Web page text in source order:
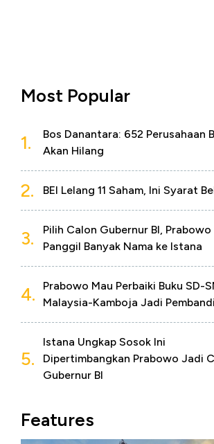
Most Popular
1.
Bos Danantara: 652 Perusahaan
Akan Hilang
2. BEI Lelang 11 Saham, Ini Syarat
3.
Pilih Calon Gubernur BI, Prabowo
Panggil Banyak Nama ke Istana
4.
Prabowo Mau Perbaiki Buku SD-
Malaysia-Kamboja Jadi
5.
Istana Ungkap Sosok Ini
Dipertimbangkan Prabowo Jadi
Gubernur BI
Features